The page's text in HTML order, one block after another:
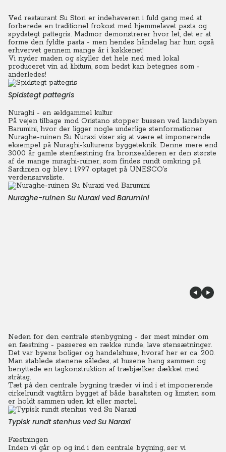
Ved restaurant Su Stori er indehaveren i fuld gang med at
forberede en traditionel frokost med hjemmelavet pasta og
spydstegt pattegris. Madmor demonstrerer hvor let, det er at
forme den fyldte pasta - men hendes håndelag har hun også
erhvervet gennem mange år i køkkenet!
Vi nyder maden og skyller det hele ned med lokal
produceret vin ad libitum, som bedst kan betegnes som -
anderledes!
Spidstegt pattegris
Nuraghi - en ældgammel kultur
På vejen tilbage mod Oristano stopper bussen ved landsbyen
Barumini, hvor der ligger nogle underlige stenformationer.
Nuraghe-ruinen Su Nuraxi viser sig at være et imponerende
eksempel på Nuraghi-kulturens byggeteknik. Denne mere end
3000 år gamle stenfæstning fra bronzealderen er den største
af de mange nuraghi-ruiner, som findes rundt omkring på
Sardinien og blev i 1997 optaget på UNESCO’s
verdensarvsliste.
Nuraghe-ruinen Su Nuraxi ved Barumini
Neden for den centrale stenbygning - der mest minder om
en fæstning - passeres en række runde, lave stensætninger.
Det var byens boliger og handelshuse, hvoraf her er ca. 200.
Man stablede stenene således, at husene hang sammen og
benyttede en tagkonstruktion af træbjælker dækket med
stråtag.
Tæt på den centrale bygning træder vi ind i et imponerende
cirkelrundt vagttårn bygget af både basaltsten og limsten som
er holdt sammen uden kit eller mørtel.
Typisk rundt stenhus ved Su Naraxi
Fæstningen
Inden vi går op og ind i den centrale bygning, ser vi